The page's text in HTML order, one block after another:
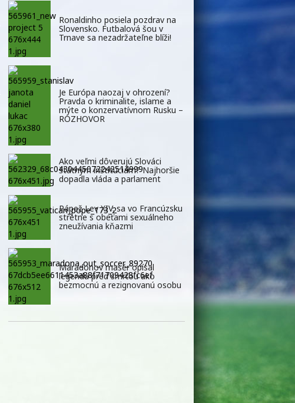
Ronaldinho posiela pozdrav na
Slovensko. Futbalová šou v
Trnave sa nezadržateľne blíži!
Je Európa naozaj v ohrození?
Pravda o kriminalite, islame a
mýte o konzervatívnom Rusku –
ROZHOVOR
Ako veľmi dôverujú Slováci
štátnym inštitúciám? Najhoršie
dopadla vláda a parlament
Pápež Lev XIV. sa vo Francúzsku
stretne s obeťami sexuálneho
zneužívania kňazmi
Maradonov masér opísal
legendu pred smrťou ako
bezmocnú a rezignovanú osobu